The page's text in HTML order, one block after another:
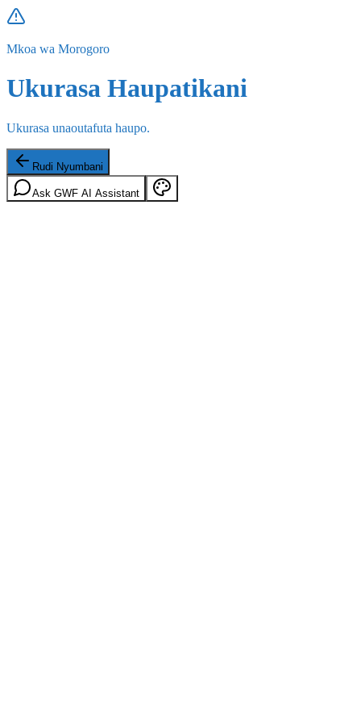
Mkoa wa Morogoro
Ukurasa Haupatikani
Ukurasa unaoutafuta haupo.
Rudi Nyumbani
Ask GWF AI Assistant